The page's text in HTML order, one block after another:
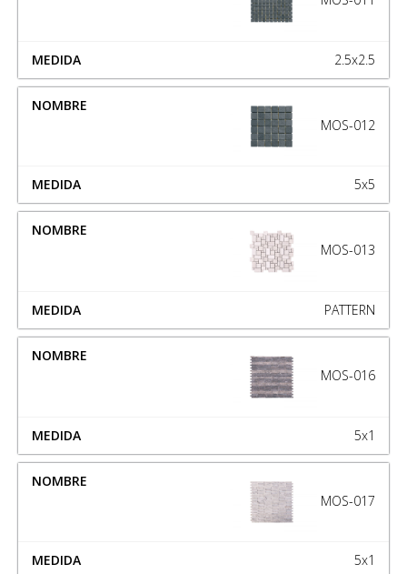
2.5x2.5
MOS-012
5x5
MOS-013
PATTERN
MOS-016
5x1
MOS-017
5x1